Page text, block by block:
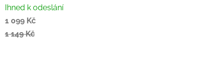
Ihned k odeslání
1 099 Kč
1 149 Kč